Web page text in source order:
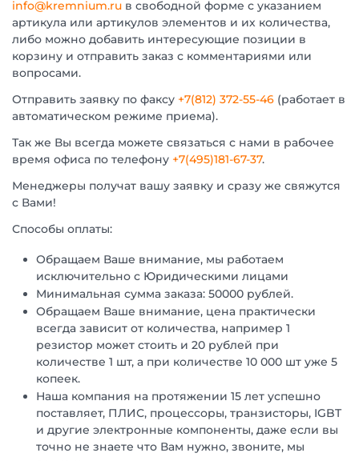
info@kremnium.ru в свободной форме с указанием
артикула или артикулов элементов и их количества,
либо можно добавить интересующие позиции в
корзину и отправить заказ с комментариями или
вопросами.
Отправить заявку по факсу +7(812) 372-55-46 (работает в
автоматическом режиме приема).
Так же Вы всегда можете связаться с нами в рабочее
время офиса по телефону +7(495)181-67-37.
Менеджеры получат вашу заявку и сразу же свяжутся
с Вами!
Способы оплаты:
Обращаем Ваше внимание, мы работаем
исключительно с Юридическими лицами
Минимальная сумма заказа: 50000 рублей.
Обращаем Ваше внимание, цена практически
всегда зависит от количества, например 1
резистор может стоить и 20 рублей при
количестве 1 шт, а при количестве 10 000 шт уже 5
копеек.
Наша компания на протяжении 15 лет успешно
поставляет, ПЛИС, процессоры, транзисторы, IGBT
и другие электронные компоненты, даже если вы
точно не знаете что Вам нужно, звоните, мы